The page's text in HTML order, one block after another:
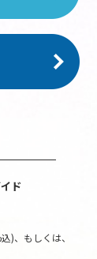
ド
)、もしくは、